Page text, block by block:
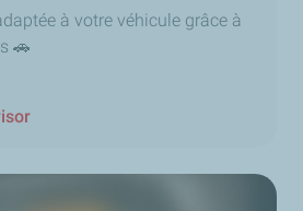
à votre véhicule grâce à
🚗